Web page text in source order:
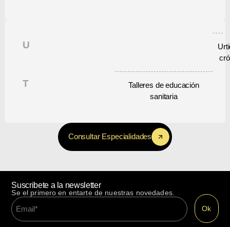
U
T
Talleres de educación
sanitaria
Consultar Especialidades
Suscribete a la newsletter
Se el primero en entarte de nuestras novedades.